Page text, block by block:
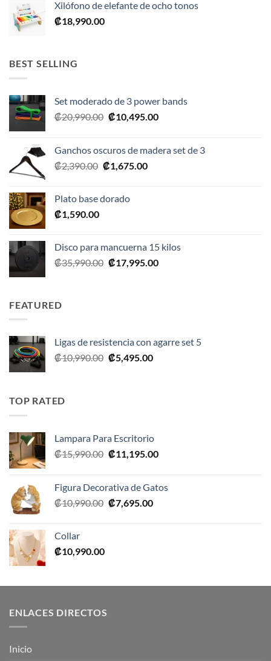
era:
es:
Xilófono de elefante de ocho tonos
₡18,990.00
BEST SELLING
Set moderado de 3 power bands
₡20,990.00 El
era:
₡20,990.00.
₡10,495.00El
es:
Ganchos oscuros de madera set de 3
₡2,390.00 El
era:
₡1,675.00El
Plato base dorado
₡1,590.00
Disco para mancuerna 15 kilos
₡35,990.00 El
₡17,995.00El
FEATURED
Ligas de resistencia con agarre set 5
₡10,990.00 El
₡5,495.00El
TOP RATED
Lampara Para Escritorio
₡15,990.00 El
era:
₡15,990.00.
₡11,195.00El
es:
Figura Decorativa de Gatos
₡10,990.00 El
₡7,695.00El
Collar
₡10,990.00
ENLACES DIRECTOS
Inicio